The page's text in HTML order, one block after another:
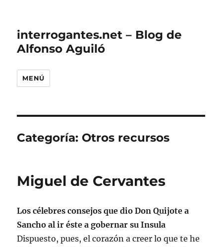
interrogantes.net – Blog de
Alfonso Aguiló
MENÚ
Categoría: Otros recursos
Miguel de Cervantes
Los célebres consejos que dio Don Quijote a
Sancho al ir éste a gobernar su Insula
Dispuesto, pues, el corazón a creer lo que te he